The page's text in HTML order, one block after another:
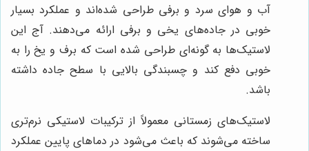
آب و هوای سرد و برفی طراحی شده‌اند و عملکرد بسیار
خوبی در جاده‌های یخی و برفی ارائه می‌دهند. آج این
لاستیک‌ها به گونه‌ای طراحی شده است که برف و یخ را به
خوبی دفع کند و چسبندگی بالایی با سطح جاده داشته
باشد.
لاستیک‌های زمستانی معمولاً از ترکیبات لاستیکی نرم‌تری
ساخته می‌شوند که باعث می‌شود در دماهای پایین عملکرد